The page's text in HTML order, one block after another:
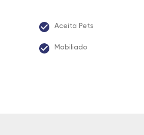
Aceita Pets
Mobiliado